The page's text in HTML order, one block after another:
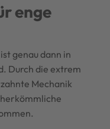
enge
genau dann in
Durch die extrem
Mechanik